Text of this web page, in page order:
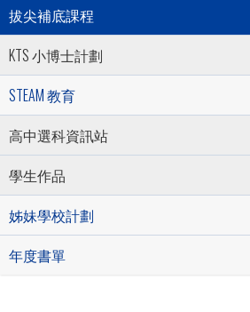
拔尖補底課程
KTS 小博士計劃
STEAM 教育
高中選科資訊站
學生作品
姊妹學校計劃
年度書單